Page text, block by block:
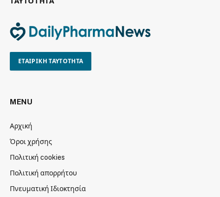
ΕΤΑΙΡΙΚΗ ΤΑΥΤΟΤΗΤΑ
MENU
Αρχική
Όροι χρήσης
Πολιτική cookies
Πολιτική απορρήτου
Πνευματική Ιδιοκτησία